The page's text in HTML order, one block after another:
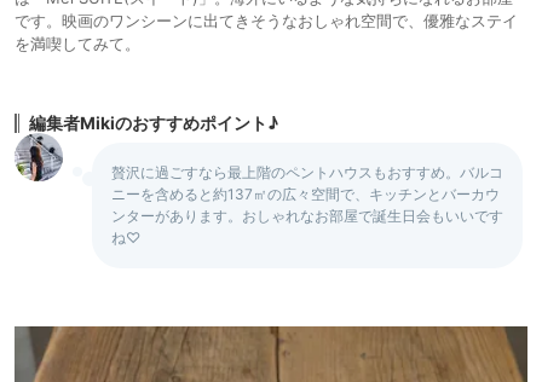
です。映画のワンシーンに出てきそうなおしゃれ空間で、優雅なステイ
を満喫してみて。
編集者Mikiのおすすめポイント♪
贅沢に過ごすなら最上階のペントハウスもおすすめ。バルコ
ニーを含めると約137㎡の広々空間で、キッチンとバーカウ
ンターがあります。おしゃれなお部屋で誕生日会もいいです
ね♡